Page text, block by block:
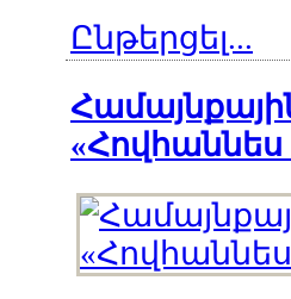
Ընթերցել...
«Հովհաննես